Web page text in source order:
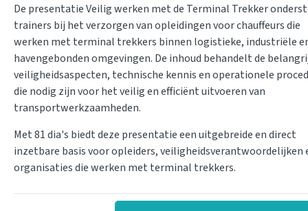
De presentatie Veilig werken met de Terminal Trekker
trainers bij het verzorgen van opleidingen voor chauffeurs die
werken met terminal trekkers binnen logistieke, industriële
havengebonden omgevingen. De inhoud behandelt de
veiligheidsaspecten, technische kennis en operationele
die nodig zijn voor het veilig en efficiënt uitvoeren van
transportwerkzaamheden.
Met 81 dia's biedt deze presentatie een uitgebreide en direct
inzetbare basis voor opleiders, veiligheidsverantwoordelijken
organisaties die werken met terminal trekkers.